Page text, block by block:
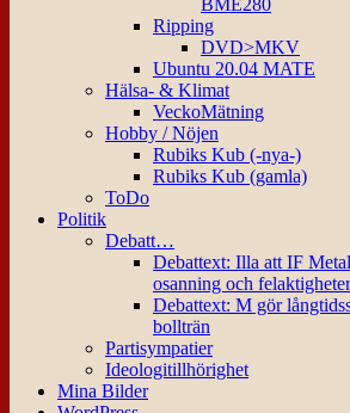
BME280
Ripping
DVD>MKV
Ubuntu 20.04 MATE
Hälsa- & Klimat
VeckoMätning
Hobby / Nöjen
Rubiks Kub (-nya-)
Rubiks Kub (gamla)
ToDo
Politik
Debatt…
Debattext: Illa att IF
osanning och felaktigheter
Debattext: M gör
bollträn
Partisympatier
Ideologitillhörighet
Mina Bilder